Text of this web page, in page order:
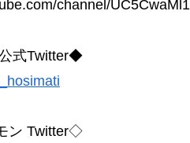
channel/
式Twitter◆
ン Twitter◇